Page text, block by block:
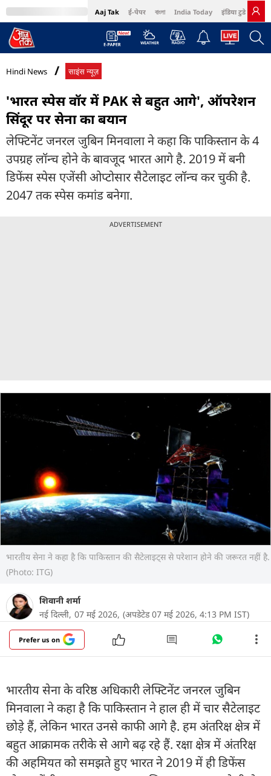
Aaj Tak ई-पेपर বাংলা India Today इंडिया टुडे हिंदी
MumbaiTak Cosmopolitan Harper's Bazaar Northeast
Hindi News साइंस न्यूज़
'भारत स्पेस वॉर में PAK से बहुत आगे', ऑपरेशन
सिंदूर पर सेना का बयान
लेफ्टिनेंट जनरल जुबिन मिनवाला ने कहा कि पाकिस्तान के 4
उपग्रह लॉन्च होने के बावजूद भारत आगे है. 2019 में बनी
डिफेंस स्पेस एजेंसी ओप्टोसार सैटेलाइट लॉन्च कर चुकी है.
2047 तक स्पेस कमांड बनेगा.
ADVERTISEMENT
भारतीय सेना ने कहा है कि पाकिस्तान की सैटेलाइट्स से परेशान होने की जरूरत नहीं है.
(Photo: ITG)
शिवानी शर्मा
नई दिल्ली, 07 मई 2026, (अपडेटेड 07 मई 2026, 4:13 PM IST)
Prefer us on
भारतीय सेना के वरिष्ठ अधिकारी लेफ्टिनेंट जनरल जुबिन
मिनवाला ने कहा है कि पाकिस्तान ने हाल ही में चार सैटेलाइट
छोड़े हैं, लेकिन भारत उनसे काफी आगे है. हम अंतरिक्ष क्षेत्र में
बहुत आक्रामक तरीके से आगे बढ़ रहे हैं. रक्षा क्षेत्र में अंतरिक्ष
की अहमियत को समझते हुए भारत ने 2019 में ही डिफेंस